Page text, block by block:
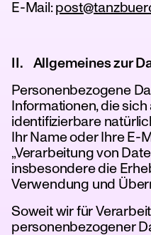
E-Mail:
II. Allgemeines zur
Personenbezogene
Informationen, die
identifizierbare
Ihr Name oder Ihre E-
„Verarbeitung von
insbesondere die
Verwendung und
Soweit wir für
personenbezogener